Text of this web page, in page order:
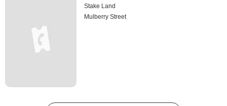
Stake Land
Mulberry Street